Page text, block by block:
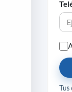
Tus